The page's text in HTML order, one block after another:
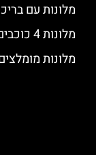
מלונות עם
מלונות 4 כוכבים בברצלונה
מלונות